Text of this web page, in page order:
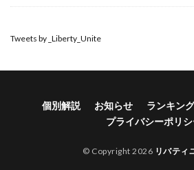
Tweets by _Liberty_Unite
個別解説 お知らせ ランキング
プライバシーポリ
© Copyright 2026 リバティ